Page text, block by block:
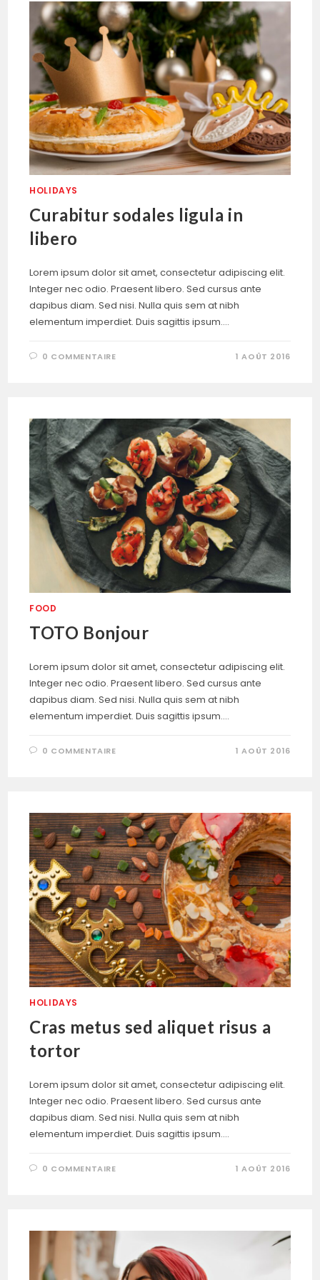
HOLIDAYS
Curabitur sodales ligula in
libero
Lorem ipsum dolor sit amet, consectetur adipiscing elit.
Integer nec odio. Praesent libero. Sed cursus ante
dapibus diam. Sed nisi. Nulla quis sem at nibh
elementum imperdiet. Duis sagittis ipsum.…
0 COMMENTAIRE 1 AOÛT 2016
FOOD
TOTO Bonjour
Lorem ipsum dolor sit amet, consectetur adipiscing elit.
Integer nec odio. Praesent libero. Sed cursus ante
dapibus diam. Sed nisi. Nulla quis sem at nibh
elementum imperdiet. Duis sagittis ipsum.…
0 COMMENTAIRE 1 AOÛT 2016
HOLIDAYS
Cras metus sed aliquet risus a
tortor
Lorem ipsum dolor sit amet, consectetur adipiscing elit.
Integer nec odio. Praesent libero. Sed cursus ante
dapibus diam. Sed nisi. Nulla quis sem at nibh
elementum imperdiet. Duis sagittis ipsum.…
0 COMMENTAIRE 1 AOÛT 2016